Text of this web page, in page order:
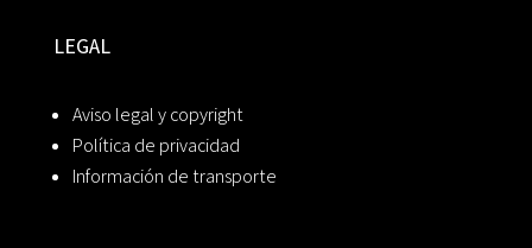
LEGAL
Aviso legal y copyright
Política de privacidad
Información de transporte